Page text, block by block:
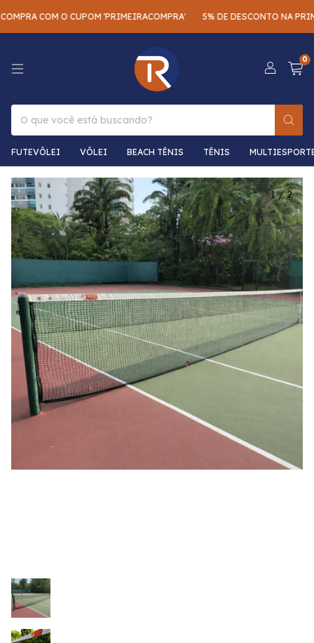
COM O CUPOM 'PRIMEIRACOMPRA' 5% DE DESCONTO NA PRIMEIRA
0
FUTEVÔLEI VÔLEI BEACH TÊNIS TÊNIS
1/2